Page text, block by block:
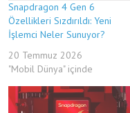
Snapdragon 4 Gen 6
Özellikleri Sızdırıldı: Yeni
İşlemci Neler Sunuyor?
20 Temmuz 2026
"Mobil Dünya" içinde